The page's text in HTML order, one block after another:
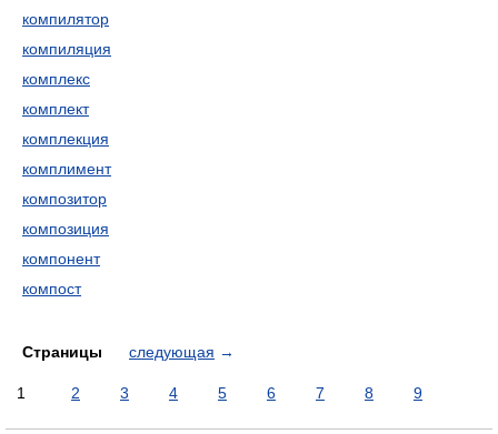
компилятор
компиляция
комплекс
комплект
комплекция
комплимент
композитор
композиция
компонент
компост
Страницы следующая →
1 2 3 4 5 6 7 8 9